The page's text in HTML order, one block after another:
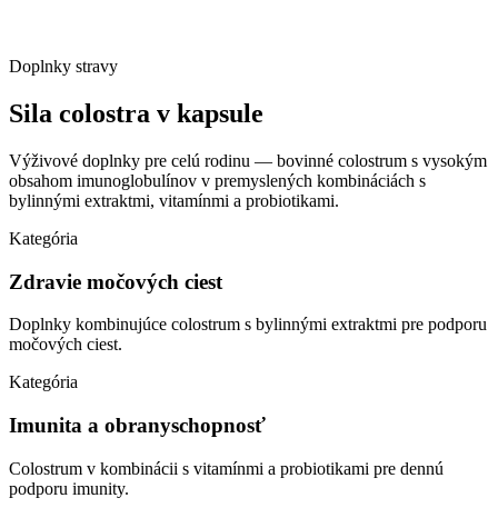
Doplnky stravy
Sila colostra v kapsule
Výživové doplnky pre celú rodinu — bovinné colostrum s vysokým
obsahom imunoglobulínov v premyslených kombináciách s
bylinnými extraktmi, vitamínmi a probiotikami.
Kategória
Zdravie močových ciest
Doplnky kombinujúce colostrum s bylinnými extraktmi pre podporu
močových ciest.
Kategória
Imunita a obranyschopnosť
Colostrum v kombinácii s vitamínmi a probiotikami pre dennú
podporu imunity.